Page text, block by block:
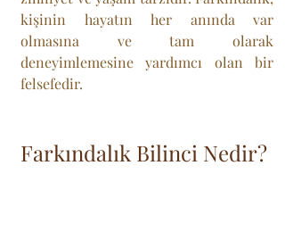
kişinin hayatın her anında var
olmasına ve tam olarak
deneyimlemesine yardımcı olan bir
felsefedir.
Farkındalık Bilinci Nedir?